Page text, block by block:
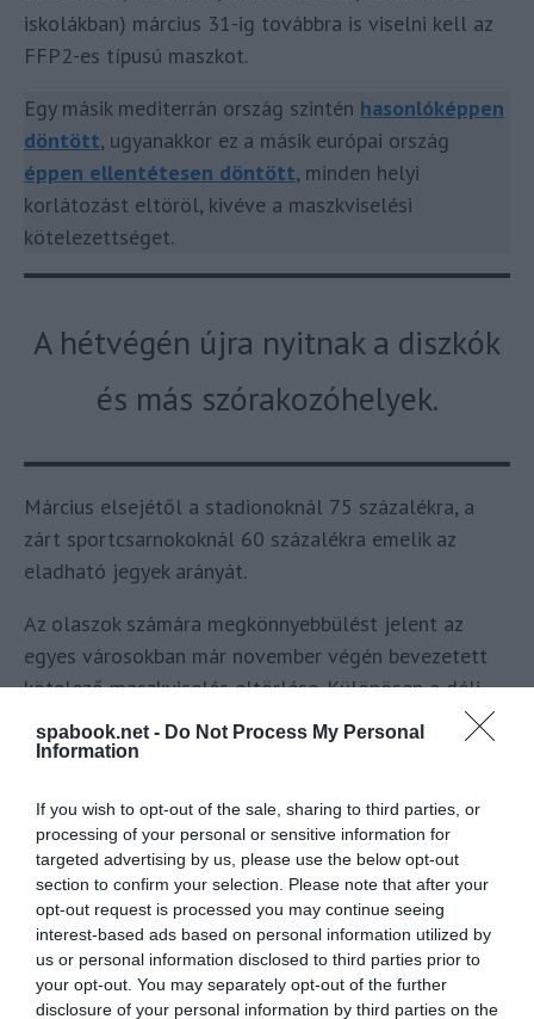
spabook.net - Do Not Process My Personal
Information
If you wish to opt-out of the sale, sharing to third parties, or
processing of your personal or sensitive information for
targeted advertising by us, please use the below opt-out
section to confirm your selection. Please note that after your
opt-out request is processed you may continue seeing
interest-based ads based on personal information utilized by
us or personal information disclosed to third parties prior to
your opt-out. You may separately opt-out of the further
disclosure of your personal information by third parties on the
iskolákban) március 31-ig továbbra is viselni kell az
FFP2-es típusú maszkot.
Egy másik mediterrán ország szintén hasonlóképpen
döntött, ugyanakkor ez a másik európai ország
éppen ellentétesen döntött, minden helyi
korlátozást eltöröl, kivéve a maszkviselési
kötelezettséget.
A hétvégén újra nyitnak a diszkók
és más szórakozóhelyek.
Március elsejétől a stadionoknál 75 százalékra, a
zárt sportcsarnokoknál 60 százalékra emelik az
eladható jegyek arányát.
Az olaszok számára megkönnyebbülést jelent az
egyes városokban már november végén bevezetett
kötelező maszkviselés eltörlése. Különösen a déli
tartományokban, ahol idő előtt megérkezett a
nyárias meleg.
Az egészségügyi tárca rendelkezése szerint továbbra
is kötelezőnek számít, hogy az utcákon mindenki
magával hordja a maszkot a táskájában vagy a
zsebében, és szabadtéren is felvegye, ha sok ember
gyűlik össze. Kötelező marad a maszk a stadionokban
is.